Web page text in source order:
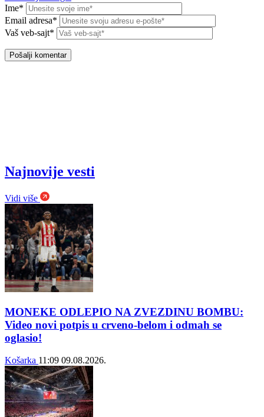
Ime*
Email adresa*
Vaš veb-sajt*
Najnovije vesti
Vidi više
MONEKE ODLEPIO NA ZVEZDINU BOMBU:
Video novi potpis u crveno-belom i odmah se
oglasio!
Košarka 11:09 09.08.2026.